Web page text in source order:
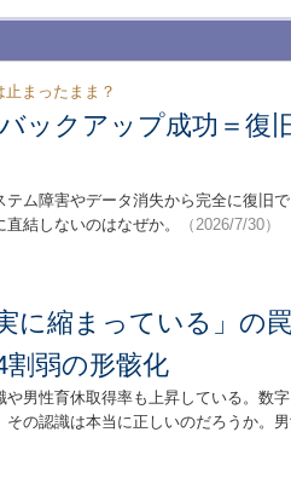
まったまま？
ックアップ成功＝復
ム障害やデータ消失から完全に復旧
結しないのはなぜか。
（2026/7/30）
に縮まっている」の
弱の形骸化
男性育休取得率も上昇している。数
の認識は本当に正しいのだろうか。